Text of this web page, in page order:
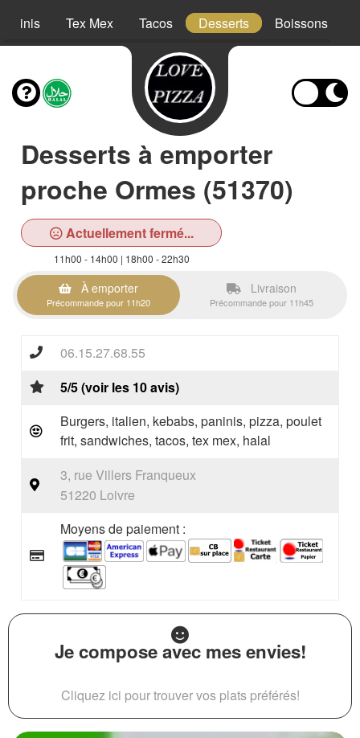
Tex Mex Tacos Desserts Boissons
Desserts à emporter
proche Ormes (51370)
Actuellement fermé...
11h00 - 14h00 | 18h00 - 22h30
À emporter
Précommande pour 11h20
Livraison
Précommande pour 11h45
06.15.27.68.55
5/5 (voir les 10 avis)
Burgers, italien, kebabs, paninis, pizza, poulet
frit, sandwiches, tacos, tex mex, halal
3, rue Villers Franqueux
51220 Loivre
Moyens de paiement :
Je compose avec mes envies!
Cliquez ici pour trouver vos plats préférés!